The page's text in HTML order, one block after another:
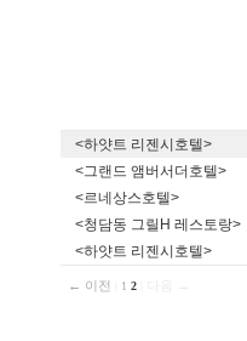
<하얏트 리젠시호텔>
<그랜드 앰버서더호텔>
<르네상스호텔>
<청담동 그릴H 레스토랑>
<하얏트 리젠시호텔>
← 이전 1 2